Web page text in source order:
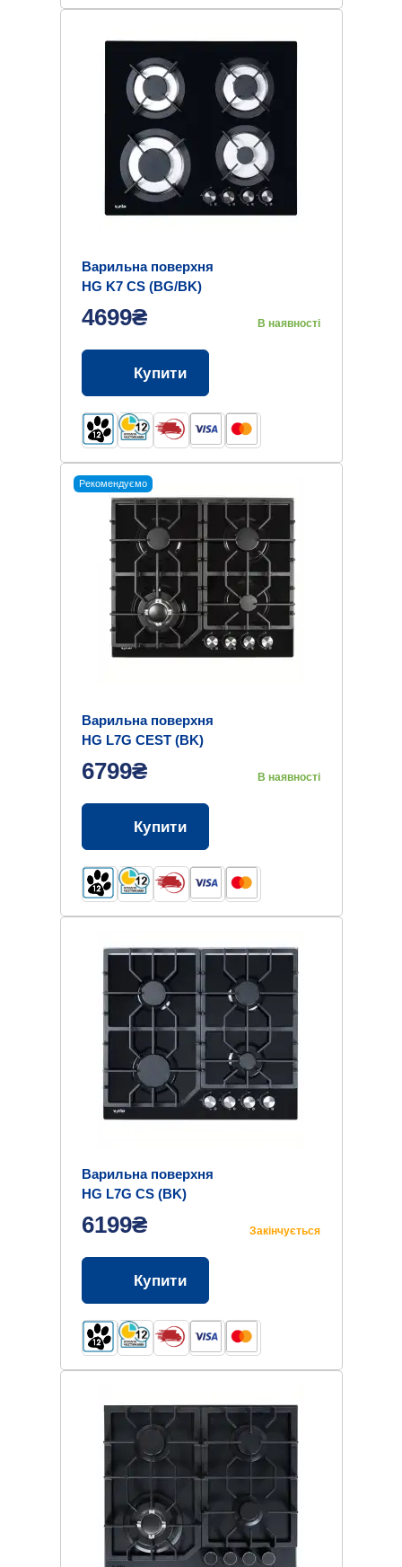
Варильна поверхня
HG K7 CS (BG/BK)
4699₴ В наявності
Купити
Рекомендуємо
Варильна поверхня
HG L7G CEST (BK)
6799₴ В наявності
Купити
Варильна поверхня
HG L7G CS (BK)
6199₴ Закінчується
Купити